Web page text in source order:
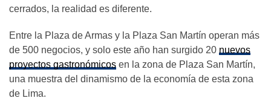
cerrados, la realidad es diferente.
Entre la Plaza de Armas y la Plaza San Martín operan más
de 500 negocios, y solo este año han surgido 20 nuevos
proyectos gastronómicos en la zona de Plaza San Martín,
una muestra del dinamismo de la economía de esta zona
de Lima.